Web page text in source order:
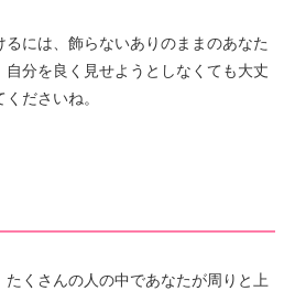
には、飾らないありのままのあなた
分を良く見せようとしなくても大丈
ださいね。
くさんの人の中であなたが周りと上